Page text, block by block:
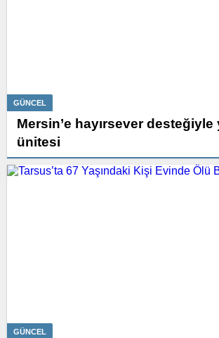
GÜNCEL
Mersin’e hayırsever desteğiyle
ünitesi
GÜNCEL